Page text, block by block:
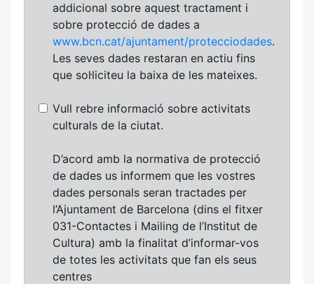
addicional sobre aquest tractament i
sobre protecció de dades a
www.bcn.cat/ajuntament/protecciodades.
Les seves dades restaran en actiu fins
que sol·liciteu la baixa de les mateixes.
Vull rebre informació sobre activitats
culturals de la ciutat.
D’acord amb la normativa de protecció
de dades us informem que les vostres
dades personals seran tractades per
l’Ajuntament de Barcelona (dins el fitxer
031-Contactes i Mailing de l’Institut de
Cultura) amb la finalitat d’informar-vos
de totes les activitats que fan els seus
centres